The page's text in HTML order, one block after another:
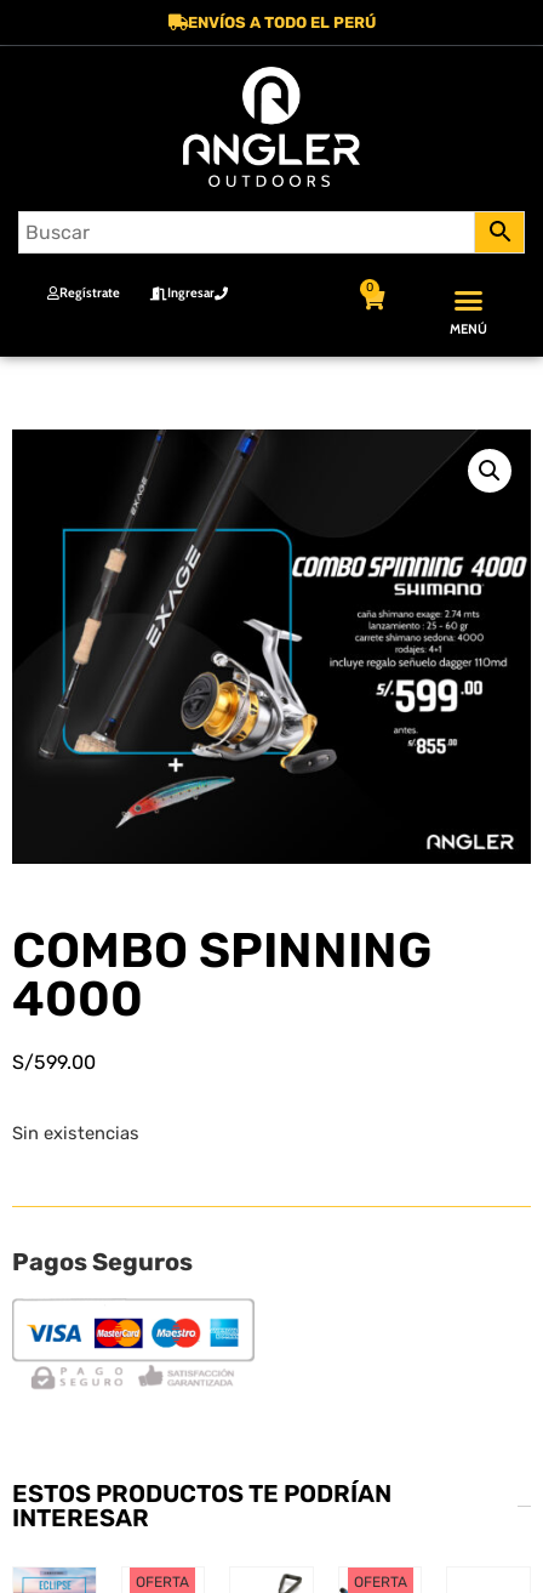
ENVÍOS A TODO EL PERÚ
Regístrate Ingresar 0
MENÚ
COMBO SPINNING
4000
S/599.00
Sin existencias
Pagos Seguros
ESTOS PRODUCTOS TE PODRÍAN
INTERESAR
OFERTA OFERTA